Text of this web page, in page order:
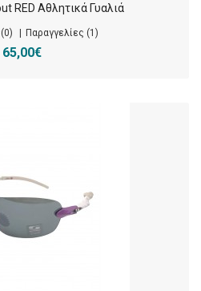
RED Αθλητικά Γυαλιά
(0) Παραγγελίες (1)
65,00€